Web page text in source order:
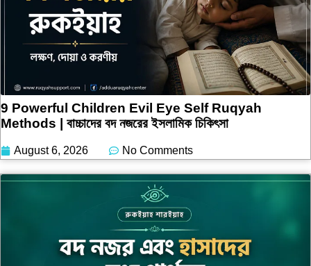
9 Powerful Children Evil Eye Self Ruqyah
Methods | বাচ্চাদের বদ নজরের ইসলামিক চিকিৎসা
August 6, 2026 No Comments